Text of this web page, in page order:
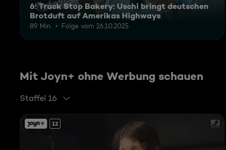
6: Truck Stop Bakery: Uschi bringt deutschen
Brotduft auf Amerikas Highways
89 Min. Folge vom 26.10.2025
Mit Joyn+ ohne Werbung schauen
Staffel 16
12